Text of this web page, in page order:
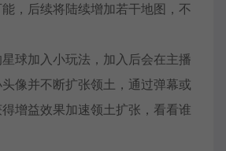
，后续将陆续增加若干地图，不
球加入小玩法，加入后会在主播
像并不断扩张领土，通过弹幕或
增益效果加速领土扩张，看看谁